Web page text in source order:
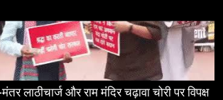
लाठीचार्ज और राम मंदिर चढ़ावा चोरी पर विपक्ष